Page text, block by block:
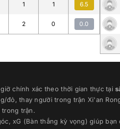
1 1 6.5
2 0 0.0
chính xác theo thời gian thực tại
đỏ, thay người trong trận Xi'an
trong trận.
xG (Bàn thắng kỳ vọng) giúp